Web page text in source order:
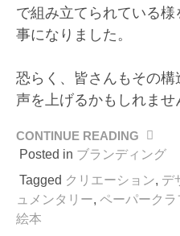
で組み立てられている
事になりました。
恐らく、皆さんもその
声を上げるかもしれませ
CONTINUE READING
“ペ
ー
ー
ク
Posted in ブランディング
Tagged クリエーション, デ
ュメンタリー, ペーパークラ
絵本